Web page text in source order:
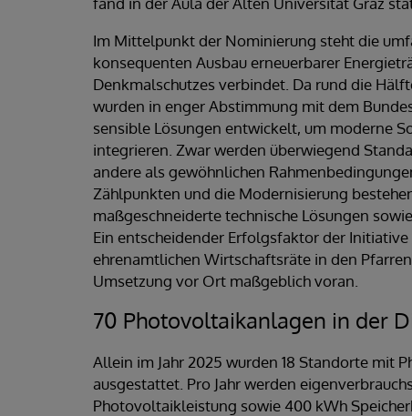
Im Mittelpunkt der Nominierung steht die
konsequenten Ausbau erneuerbarer
Denkmalschutzes verbindet. Da rund die
wurden in enger Abstimmung mit dem
sensible Lösungen entwickelt, um moderne
integrieren. Zwar werden überwiegend
andere als gewöhnlichen
Zählpunkten und die Modernisierung
maßgeschneiderte technische Lösungen
Ein entscheidender Erfolgsfaktor der
ehrenamtlichen Wirtschaftsräte in den
Umsetzung vor Ort maßgeblich voran.
70 Photovoltaikanlagen in der
Allein im Jahr 2025 wurden 18 Standorte mit
ausgestattet. Pro Jahr werden
Photovoltaikleistung sowie 400 kWh